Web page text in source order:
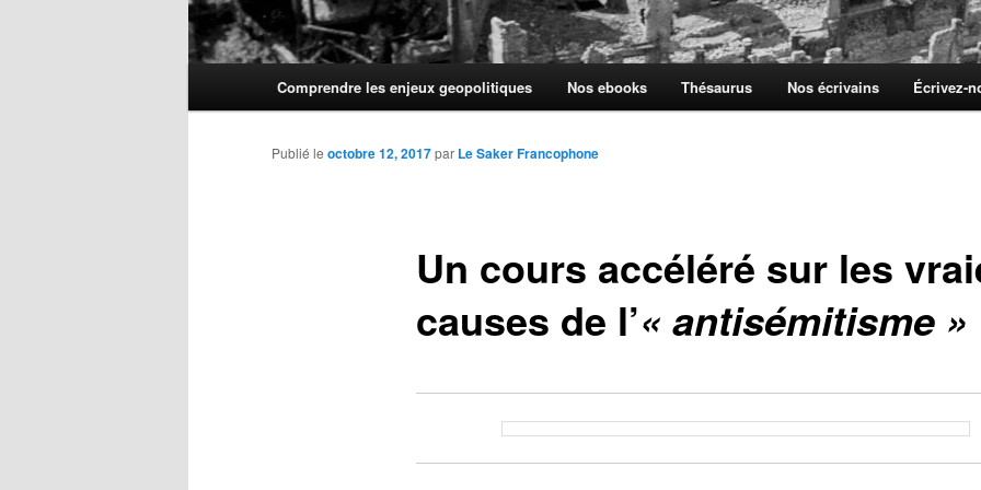
Comprendre les enjeux geopolitiques Nos ebooks Thésaurus Nos écrivains Écrivez-
Un cours accéléré sur les
causes de l’« antisémitisme »
Publié le octobre 12, 2017par Le Saker Francophone